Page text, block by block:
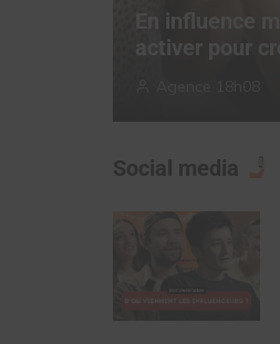
En influence
activer pour
Social media